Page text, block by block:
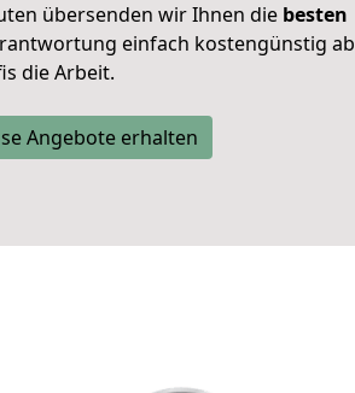
übersenden wir Ihnen die besten
einfach kostengünstig ab
die Arbeit.
Angebote erhalten